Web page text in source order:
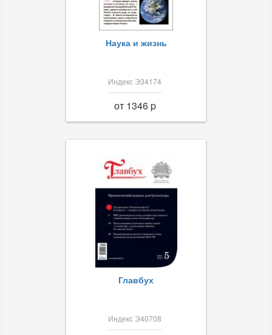
Наука и жизнь
Индекс Э34174
от 1346 p
Главбух
Индекс Э40708